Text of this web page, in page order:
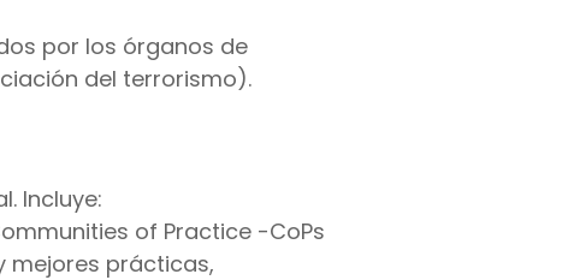
por los órganos de
del terrorismo).
Incluye:
of Practice -CoPs
mejores prácticas,